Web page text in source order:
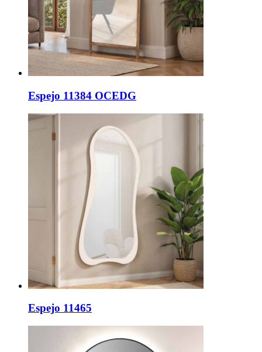
Espejo 11384 OCEDG
Espejo 11465